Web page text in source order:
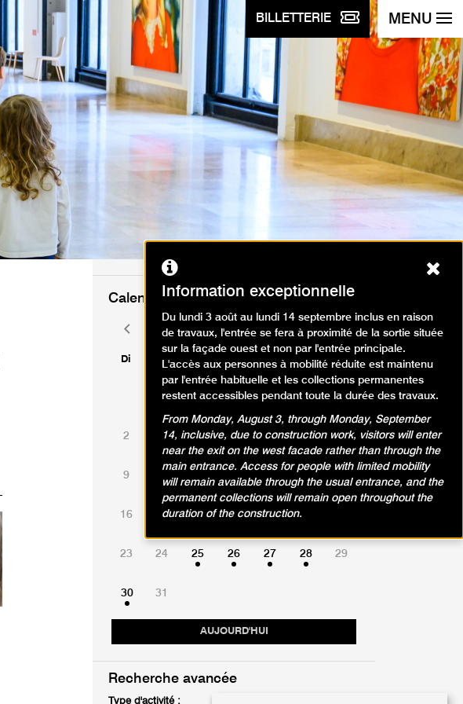
BILLETTERIE MENU
Calendrier des événements
août 2026
Di Lu Ma Ve Sa
AUJOURD'HUI
1
2 3 4 5 6 7 8
9 12 13 14
16 17 18 19 20 21
23 24 25 26 27 28 29
30 31
Mois
précédent
Mois
suivant
Recherche avancée
Type d'activité :
Information exceptionnelle
Du lundi 3 août au lundi 14 septembre inclus en raison
de travaux, l'entrée se fera à proximité de la sortie située
sur la façade ouest et non par l'entrée principale.
L'accès aux personnes à mobilité réduite est maintenu
par l'entrée habituelle et les collections permanentes
restent accessibles pendant toute la durée des travaux.
From Monday, August 3, through Monday, September
14, inclusive, due to construction work, visitors will enter
near the exit on the west facade rather than through the
main entrance. Access for people with limited mobility
will remain available through the usual entrance, and the
permanent collections will remain open throughout the
duration of the construction.